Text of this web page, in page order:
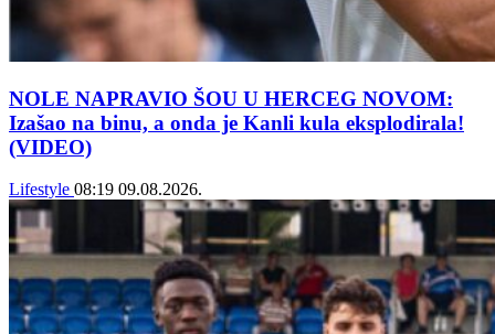
NOLE NAPRAVIO ŠOU U HERCEG NOVOM:
Izašao na binu, a onda je Kanli kula eksplodirala!
(VIDEO)
Lifestyle 08:19 09.08.2026.